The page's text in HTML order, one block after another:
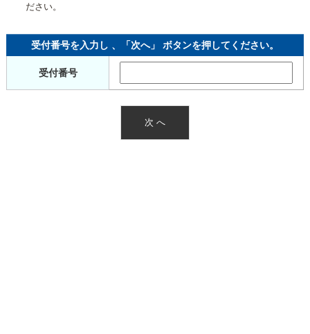
ださい。
受付番号を入力し 、「次へ」 ボタンを押してください。
受付番号